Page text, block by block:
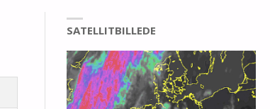
SATELLITBILLEDE